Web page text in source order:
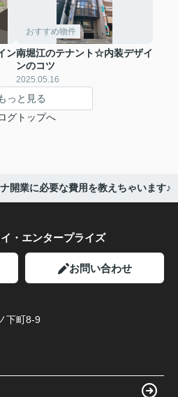
ン
おすすめ物件
南堀江のテナント☆内装デザイ
ンのコツ
2025.05.16
っと見る
グトップへ
開業に必要な費用を教えちゃいます♪
・エンタープライズ
お問い合わせ
下町8-9